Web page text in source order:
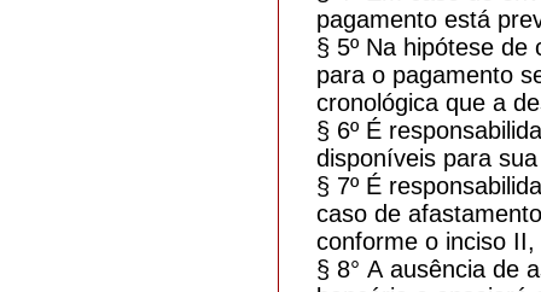
pagamento está
§ 5º Na hipótese
para o pagamento
cronológica que a
§ 6º É
disponíveis para
§ 7º É
caso de
conforme o inciso
§ 8° A ausência de